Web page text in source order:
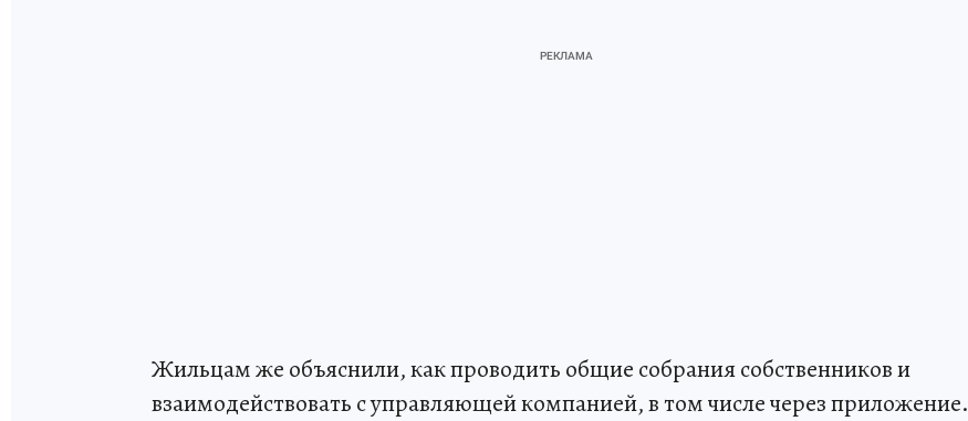
Жильцам же объяснили, как проводить общие собрания собственников и
взаимодействовать с управляющей компанией, в том числе через приложение.